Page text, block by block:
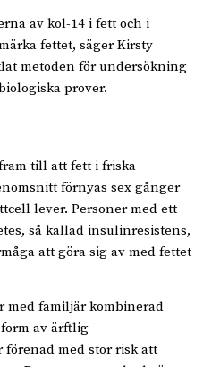
av kol-14 i fett och i
fettet, säger Kirsty
metoden för undersökning
prover.
till att fett i friska
förnyas sex gånger
lever. Personer med ett
så kallad insulinresistens,
att göra sig av med fettet
med familjär kombinerad
av ärftlig
med stor risk att